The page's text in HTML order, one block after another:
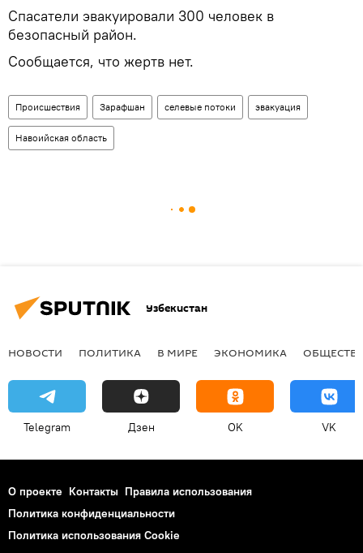
Спасатели эвакуировали 300 человек в
безопасный район.
Сообщается, что жертв нет.
Происшествия Зарафшан селевые потоки эвакуация
Навоийская область
Узбекистан
НОВОСТИ ПОЛИТИКА В МИРЕ ЭКОНОМИКА
Telegram Дзен OK VK
О проекте Контакты Правила использования
Политика конфиденциальности
Политика использования Cookie